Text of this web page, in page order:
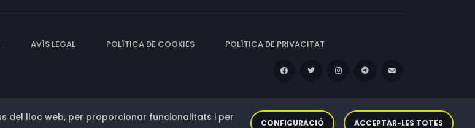
AVÍS LEGAL POLÍTICA DE COOKIES POLÍTICA DE PRIVACITAT
del lloc web, per proporcionar funcionalitats i per
CONFIGURACIÓ ACCEPTAR-LES TOTES